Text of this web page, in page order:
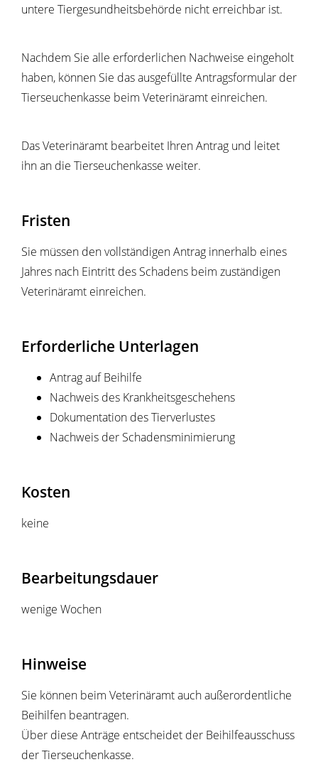
untere Tiergesundheitsbehörde nicht erreichbar ist.
Nachdem Sie alle erforderlichen Nachweise eingeholt
haben, können Sie das ausgefüllte Antragsformular der
Tierseuchenkasse beim Veterinäramt einreichen.
Das Veterinäramt bearbeitet Ihren Antrag und leitet
ihn an die Tierseuchenkasse weiter.
Fristen
Sie müssen den vollständigen Antrag innerhalb eines
Jahres nach Eintritt des Schadens beim zuständigen
Veterinäramt einreichen.
Erforderliche Unterlagen
Antrag auf Beihilfe
Nachweis des Krankheitsgeschehens
Dokumentation des Tierverlustes
Nachweis der Schadensminimierung
Kosten
keine
Bearbeitungsdauer
wenige Wochen
Hinweise
Sie können beim Veterinäramt auch außerordentliche
Beihilfen beantragen.
Über diese Anträge entscheidet der Beihilfeausschuss
der Tierseuchenkasse.